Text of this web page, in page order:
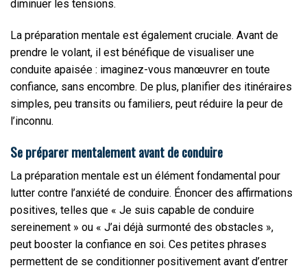
diminuer les tensions.
La préparation mentale est également cruciale. Avant de
prendre le volant, il est bénéfique de visualiser une
conduite apaisée : imaginez-vous manœuvrer en toute
confiance, sans encombre. De plus, planifier des itinéraires
simples, peu transits ou familiers, peut réduire la peur de
l’inconnu.
Se préparer mentalement avant de conduire
La préparation mentale est un élément fondamental pour
lutter contre l’anxiété de conduire. Énoncer des affirmations
positives, telles que « Je suis capable de conduire
sereinement » ou « J’ai déjà surmonté des obstacles »,
peut booster la confiance en soi. Ces petites phrases
permettent de se conditionner positivement avant d’entrer